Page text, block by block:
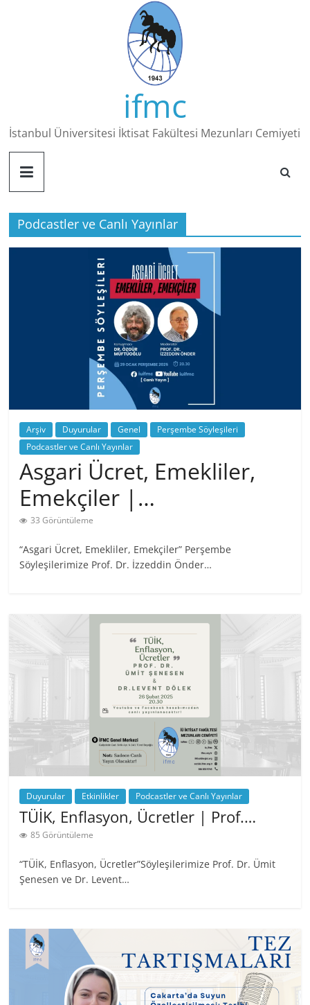
ifmc
İstanbul Üniversitesi İktisat Fakültesi Mezunları Cemiyeti
Podcastler ve Canlı Yayınlar
Arşiv Duyurular Genel
Perşembe Söyleşileri
Podcastler ve Canlı Yayınlar
Asgari Ücret, Emekliler,
Emekçiler |…
33 Görüntüleme
“Asgari Ücret, Emekliler, Emekçiler” Perşembe
Söyleşilerimize Prof. Dr. İzzeddin Önder…
Duyurular Etkinlikler Podcastler ve Canlı Yayınlar
TÜİK, Enflasyon, Ücretler | Prof.…
85 Görüntüleme
“TÜİK, Enflasyon, Ücretler”Söyleşilerimize Prof. Dr. Ümit
Şenesen ve Dr. Levent…